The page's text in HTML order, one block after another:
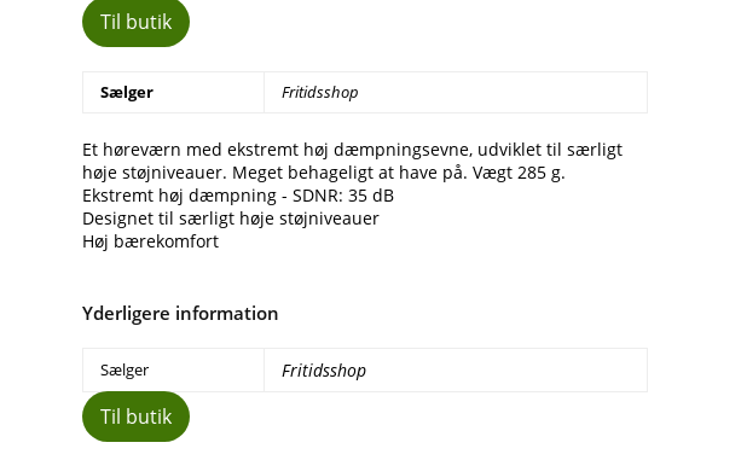
Til butik
Sælger Fritidsshop
Et høreværn med ekstremt høj dæmpningsevne, udviklet til særligt
høje støjniveauer. Meget behageligt at have på. Vægt 285 g.
Ekstremt høj dæmpning - SDNR: 35 dB
Designet til særligt høje støjniveauer
Høj bærekomfort
Yderligere information
Sælger Fritidsshop
Til butik